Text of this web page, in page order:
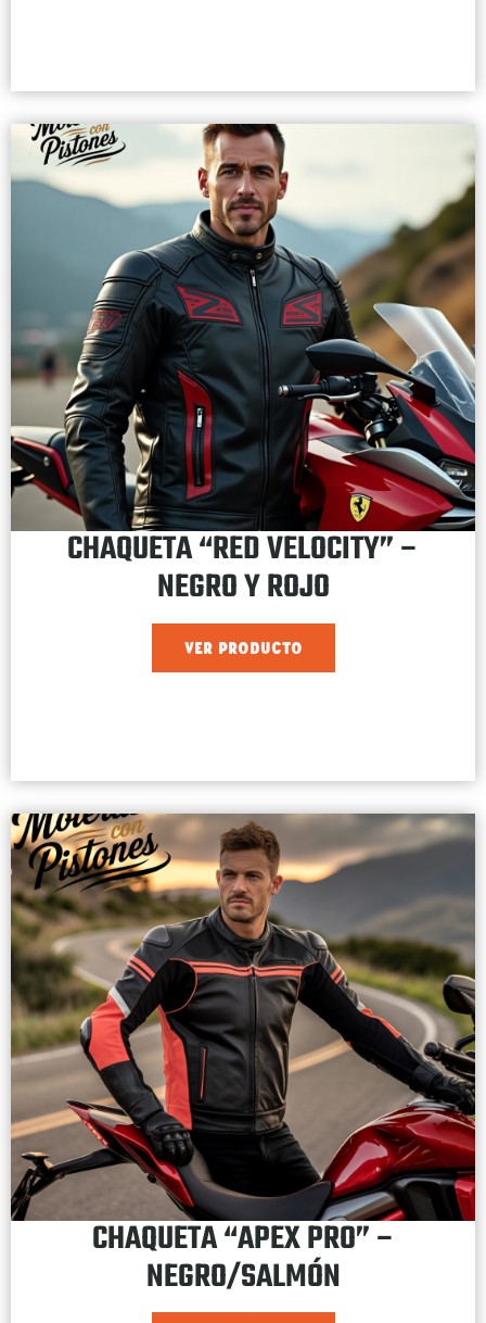
CHAQUETA “RED VELOCITY” –
NEGRO Y ROJO
VER PRODUCTO
CHAQUETA “APEX PRO” –
NEGRO/SALMÓN